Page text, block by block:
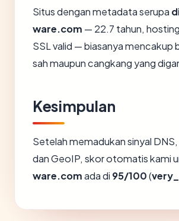
Situs dengan metadata serupa
ware.com — 22.7 tahun,
SSL valid — biasanya mencakup
sah maupun cangkang yang
Kesimpulan
Setelah memadukan sinyal DNS,
dan GeoIP, skor otomatis kami
ware.comada di 95/100(